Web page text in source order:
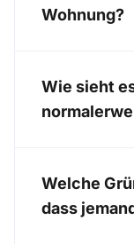
Wohnung?
Wie sieht
Welche
dass